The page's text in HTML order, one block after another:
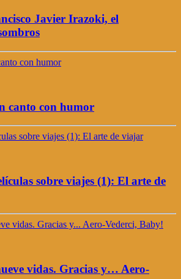
Javier Irazoki, el
canto con humor
sobre viajes (1): El arte de
vidas. Gracias y… Aero-